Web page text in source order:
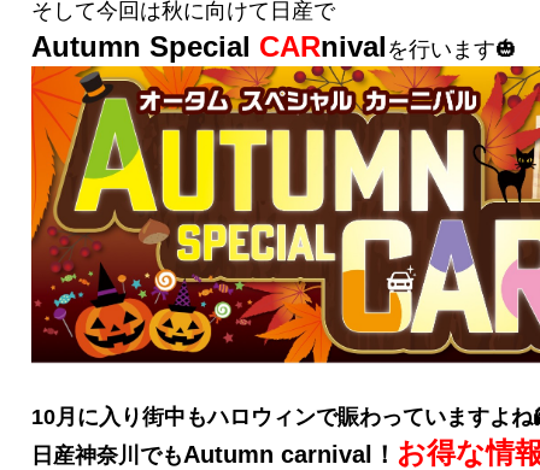
そして今回は秋に向けて日産で
Autumn Special CARnival を行います🎃
10月に入り街中もハロウィンで賑わっていますよね
日産神奈川でもAutumn carnival！ お得な情